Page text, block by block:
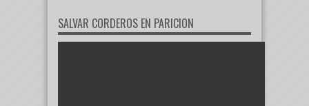
SALVAR CORDEROS EN PARICION